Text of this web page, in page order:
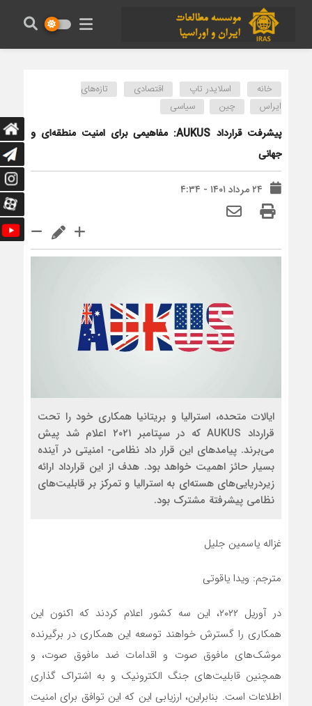
خانه اسلایدر تاپ اقتصادی
تازه‌های
ایراس
چین سیاسی
پیشرفت قرارداد AUKUS: مفاهیمی برای امنیت منطقه‌ای و
جهانی
۲۴ مرداد ۱۴۰۱ - ۴:۳۴
ایالات متحده، استرالیا و بریتانیا همکاری خود را تحت
قرارداد AUKUS که در سپتامبر ۲۰۲۱ اعلام شد پیش‌
می‌برند. پیامدهای این قرار داد نظامی- امنیتی در آینده
بسیار حائز اهمیت خواهد بود. هدف از این قرارداد ارائه
زیردریایی‌های ‌هسته‌ای به استرالیا و تمرکز بر قابلیت‌های
نظامی پیشرفتة مشترک بود.
غزاله یاسمین جلیل
مترجم: ویدا یاقوتی
در آوریل ۲۰۲۲، این سه کشور اعلام کردند که اکنون این
همکاری را گسترش خواهند توسعه این همکاری در برگیرنده
موشک‌های مافوق صوت و اقدامات ضد مافوق صوت، و
همچنین قابلیت‌های جنگ الکترونیک و به اشتراک گذاری
اطلاعات است. بنابراین، ارزیابی این که این توافق برای امنیت